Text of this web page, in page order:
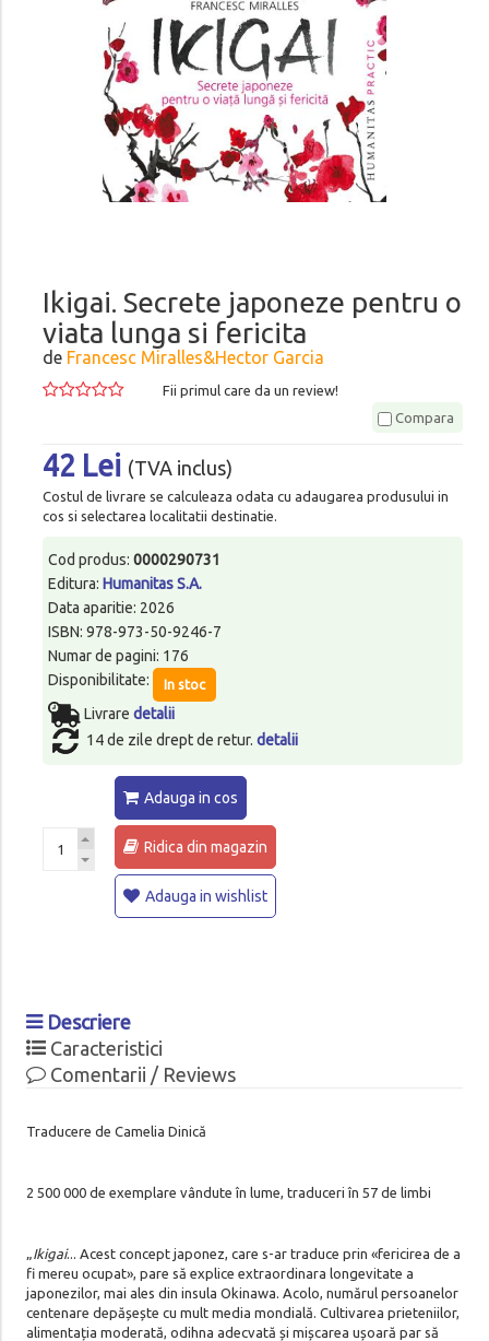
Ikigai. Secrete japoneze pentru o
viata lunga si fericita
de Francesc Miralles&Hector Garcia
Fii primul care da un review!
Compara
42 Lei (TVA inclus)
Costul de livrare se calculeaza odata cu adaugarea produsului in
cos si selectarea localitatii destinatie.
Cod produs: 0000290731
Editura: Humanitas S.A.
Data aparitie: 2026
ISBN: 978-973-50-9246-7
Numar de pagini: 176
Disponibilitate:
In stoc
Livrare detalii
14 de zile drept de retur. detalii
Adauga in cos
Ridica din magazin
Adauga in wishlist
Descriere
Caracteristici
Comentarii / Reviews
Traducere de Camelia Dinică
2 500 000 de exemplare vândute în lume, traduceri în 57 de limbi
Ikigai... Acest concept japonez, care s-ar traduce prin «fericirea de a
fi mereu ocupat», pare să explice extraordinara longevitate a
japonezilor, mai ales din insula Okinawa. Acolo, numărul persoanelor
centenare depășește cu mult media mondială. Cultivarea prieteniilor,
alimentația moderată, odihna adecvată și mișcarea ușoară par să